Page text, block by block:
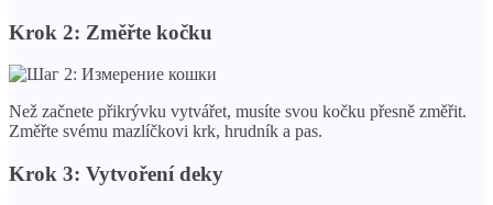
Krok 2: Změřte kočku
Než začnete přikrývku vytvářet, musíte svou kočku přesně změřit.
Změřte svému mazlíčkovi krk, hrudník a pas.
Krok 3: Vytvoření deky